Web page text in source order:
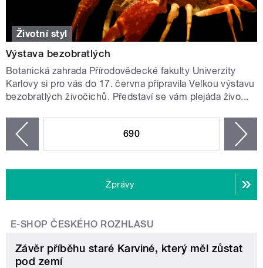
Životní styl
Výstava bezobratlých
Botanická zahrada Přírodovědecké fakulty Univerzity
Karlovy si pro vás do 17. června připravila Velkou výstavu
bezobratlých živočichů. Představí se vám plejáda živo...
690
Zprávy
E-SHOP ČESKÉHO ROZHLASU
Závěr příběhu staré Karviné, který měl zůstat
pod zemí